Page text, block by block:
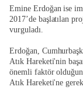
Emine Erdoğan ise
2017’de başlatılan
vurguladı.
Erdoğan,
Atık Hareketi'nin
önemli faktör
Atık Hareketi'ne